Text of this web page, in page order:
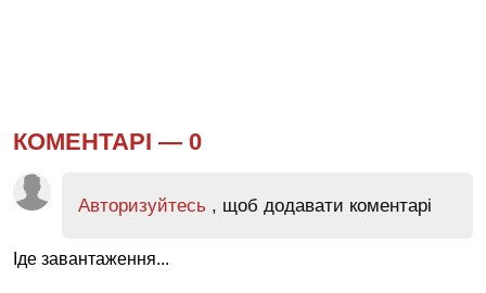
КОМЕНТАРІ — 0
Авторизуйтесь , щоб додавати коментарі
Іде завантаження...